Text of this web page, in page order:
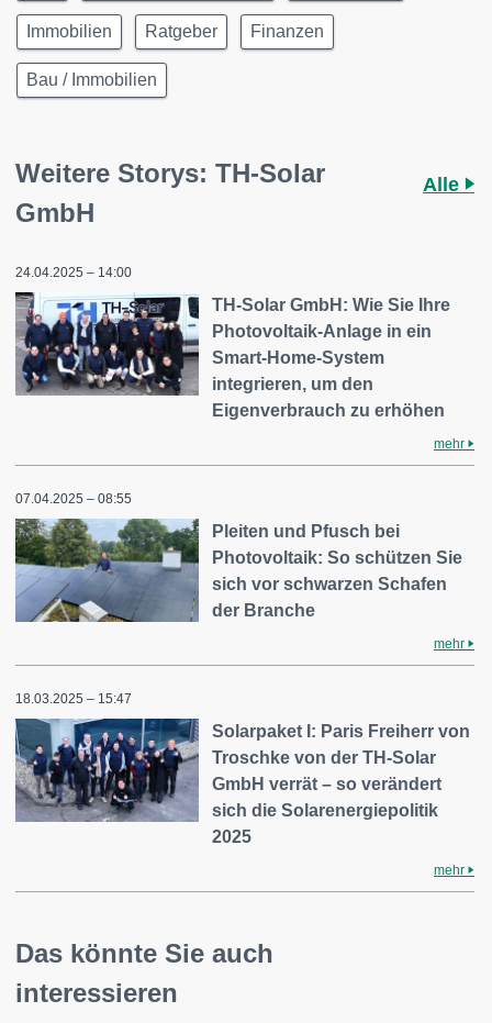
Immobilien Ratgeber Finanzen
Bau / Immobilien
Weitere Storys: TH-Solar
GmbH
Alle
24.04.2025 – 14:00
TH-Solar GmbH: Wie Sie Ihre
Photovoltaik-Anlage in ein
Smart-Home-System
integrieren, um den
Eigenverbrauch zu erhöhen
mehr
07.04.2025 – 08:55
Pleiten und Pfusch bei
Photovoltaik: So schützen Sie
sich vor schwarzen Schafen
der Branche
mehr
18.03.2025 – 15:47
Solarpaket I: Paris Freiherr von
Troschke von der TH-Solar
GmbH verrät – so verändert
sich die Solarenergiepolitik
2025
mehr
Das könnte Sie auch
interessieren